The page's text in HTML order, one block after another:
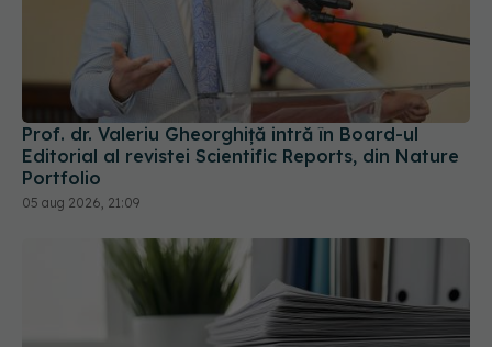
Prof. dr. Valeriu Gheorghiță intră în Board-ul
Editorial al revistei Scientific Reports, din Nature
Portfolio
05 aug 2026, 21:09